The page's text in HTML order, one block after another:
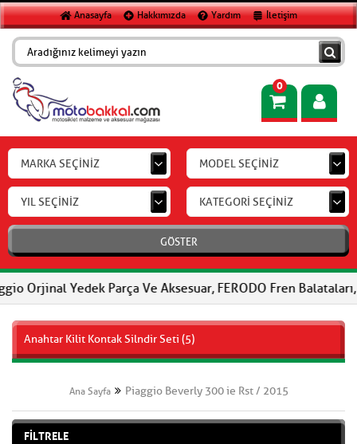
Anasayfa Hakkımızda Yardım İletişim
0
MARKA SEÇİNİZ MODEL SEÇİNİZ
YIL SEÇİNİZ KATEGORİ SEÇİNİZ
GÖSTER
Parça Ve Aksesuar, FERODO Fren Balataları,
Anahtar Kilit Kontak Silndir Seti (5)
Ana Sayfa Piaggio Beverly 300 ie Rst / 2015
FİLTRELE